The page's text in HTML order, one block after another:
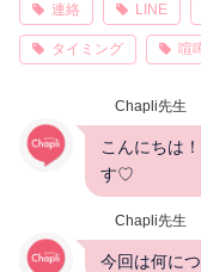
連絡 LINE
タイミング 喧
Chapli先生
こんにちは
す♡
Chapli先生
今回は何に